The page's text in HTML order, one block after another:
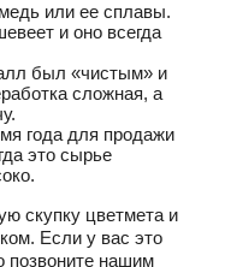
или ее сплавы.
и оно всегда
был «чистым» и
сложная, а
года для продажи
это сырье
скупку цветмета и
Если у вас это
позвоните нашим